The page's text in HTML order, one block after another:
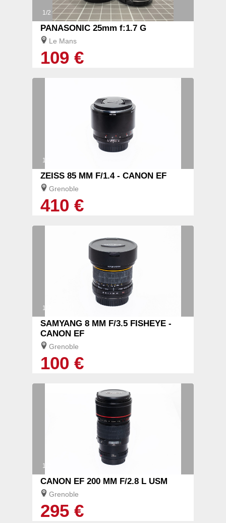
1/2
PANASONIC 25mm f:1.7 G
Le Mans
109 €
1/3
ZEISS 85 MM F/1.4 - CANON EF
Grenoble
410 €
1/3
SAMYANG 8 MM F/3.5 FISHEYE -
CANON EF
Grenoble
100 €
1/2
CANON EF 200 MM F/2.8 L USM
Grenoble
295 €